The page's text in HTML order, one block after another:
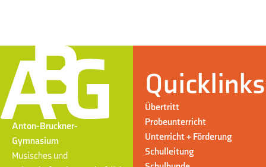
Anton-Bruckner-
Gymnasium
Musisches und
Quicklinks
Übertritt
Probeunterricht
Unterricht + Förderung
Schulleitung